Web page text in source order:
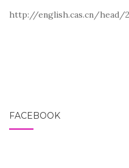
http://english.cas.cn/head/
FACEBOOK